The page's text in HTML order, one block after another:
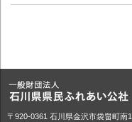
〒920-0361 石川県金沢市袋畠町